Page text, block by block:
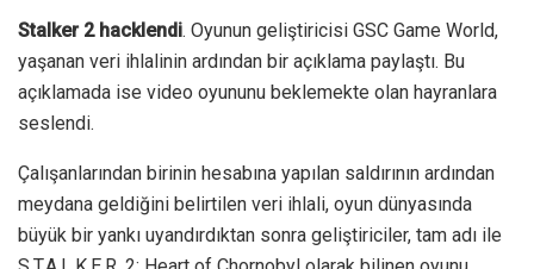
Stalker 2 hacklendi. Oyunun geliştiricisi GSC Game World,
yaşanan veri ihlalinin ardından bir açıklama paylaştı. Bu
açıklamada ise video oyununu beklemekte olan hayranlara
seslendi.
Çalışanlarından birinin hesabına yapılan saldırının ardından
meydana geldiğini belirtilen veri ihlali, oyun dünyasında
büyük bir yankı uyandırdıktan sonra geliştiriciler, tam adı ile